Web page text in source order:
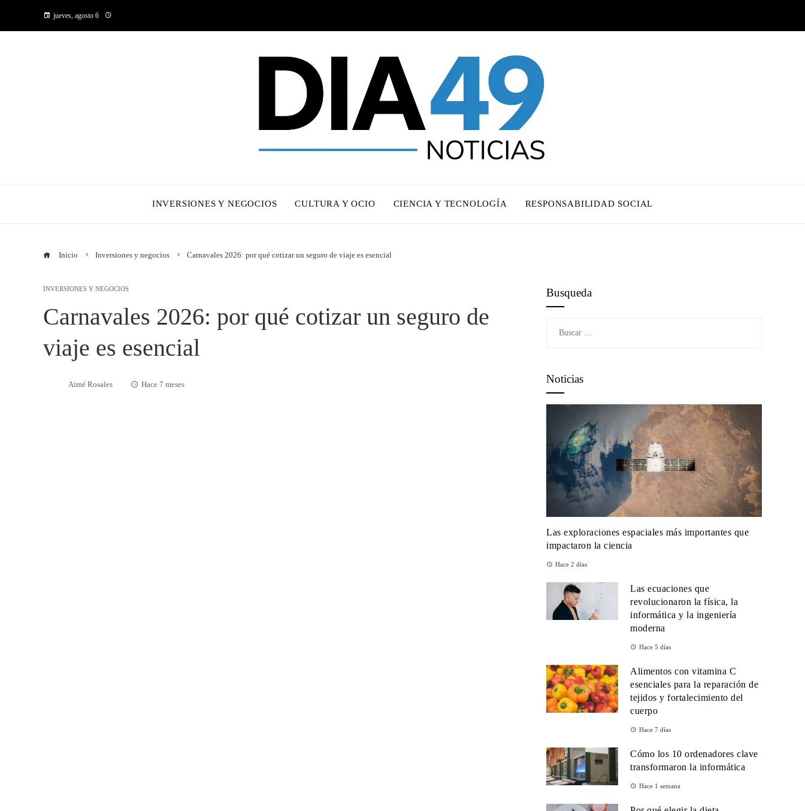
jueves, agosto 6
INVERSIONES Y NEGOCIOS CULTURA Y OCIO CIENCIA Y TECNOLOGÍA RESPONSABILIDAD SOCIAL
Inicio Inversiones y negocios Carnavales 2026: por qué cotizar un seguro de viaje es esencial
INVERSIONES Y NEGOCIOS
Carnavales 2026: por qué cotizar un seguro de
viaje es esencial
Aimé Rosales Hace 7 meses
Busqueda
Noticias
Las exploraciones espaciales más importantes que
impactaron la ciencia
Hace 2 días
Las ecuaciones que
revolucionaron la física, la
informática y la ingeniería
moderna
Hace 5 días
Alimentos con vitamina C
esenciales para la reparación de
tejidos y fortalecimiento del
cuerpo
Hace 7 días
Cómo los 10 ordenadores clave
transformaron la informática
Hace 1 semana